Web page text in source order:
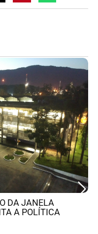
DA JANELA
A POLÍTICA